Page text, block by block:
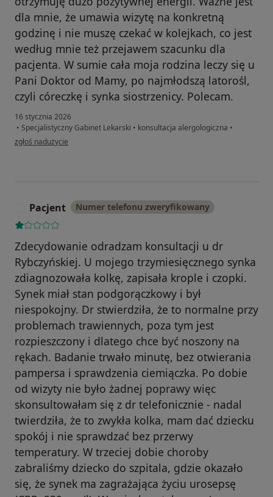
dla mnie, że umawia wizytę na konkretną
godzinę i nie muszę czekać w kolejkach, co jest
według mnie też przejawem szacunku dla
pacjenta. W sumie cała moja rodzina leczy się u
Pani Doktor od Mamy, po najmłodszą latorośl,
czyli córeczkę i synka siostrzenicy. Polecam.
16 stycznia 2026
• Specjalistyczny Gabinet Lekarski • konsultacja alergologiczna •
w opinii użytkownika Maja
zgłoś nadużycie
Pacjent Numer telefonu zweryfikowany
Zdecydowanie odradzam konsultacji u dr
Rybczyńskiej. U mojego trzymiesięcznego synka
zdiagnozowała kolkę, zapisała krople i czopki.
Synek miał stan podgorączkowy i był
niespokojny. Dr stwierdziła, że to normalne przy
problemach trawiennych, poza tym jest
rozpieszczony i dlatego chce być noszony na
rękach. Badanie trwało minutę, bez otwierania
pampersa i sprawdzenia ciemiączka. Po dobie
od wizyty nie było żadnej poprawy więc
skonsultowałam się z dr telefonicznie - nadal
twierdziła, że to zwykła kolka, mam dać dziecku
spokój i nie sprawdzać bez przerwy
temperatury. W trzeciej dobie choroby
zabraliśmy dziecko do szpitala, gdzie okazało
się, że synek ma zagrażająca życiu urosepsę